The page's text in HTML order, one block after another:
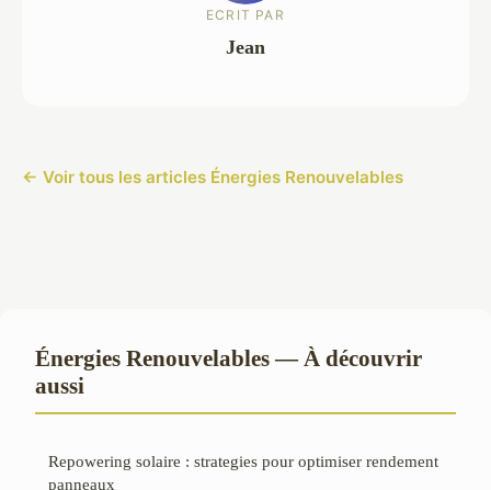
ECRIT PAR
Jean
← Voir tous les articles Énergies Renouvelables
Énergies Renouvelables — À découvrir
aussi
Repowering solaire : strategies pour optimiser rendement
panneaux